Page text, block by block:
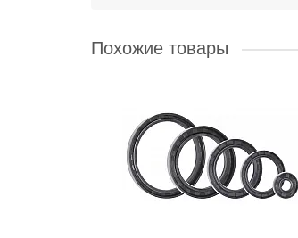
Похожие товары